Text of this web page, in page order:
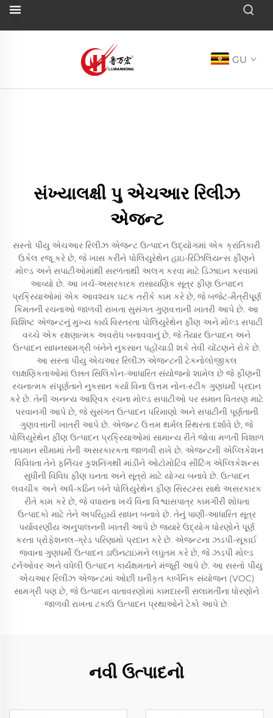
GU
સંખ્યાલક્ષી પુ એચઆર રિલીઝ
એજન્ટ
સસ્તો પીયુ એચઆર રિલીઝ એજન્ટ ઉત્પાદન ઉદ્યોગમાં એક ક્રાંતિકારી
ઉકેલ રજૂ કરે છે, જે ખાસ કરીને પોલિયુરેથેન હાઇ-રિઝિલિયન્સ ફીણને
મોલ્ડ અને સપાટીઓમાંથી સરળતાથી અલગ કરવા માટે ડિઝાઇન કરવામાં
આવ્યો છે. આ ખર્ચ-અસરકારક રાસાયણિક સૂત્ર ફીણ ઉત્પાદન
પ્રક્રિયાઓમાં એક આવશ્યક ઘટક તરીકે કામ કરે છે, જે બજેટ-મૈત્રીપૂર્ણ
કિંમતની રચનાઓ જાળવી રાખતા સુસંગત ગુણવત્તાની ખાતરી આપે છે. આ
વિશિષ્ટ એજન્ટનું મુખ્ય કાર્ય વિસ્તરતા પોલિયુરેથેન ફીણ અને મોલ્ડ સપાટી
વચ્ચે એક રક્ષણાત્મક અવરોધ બનાવવાનું છે, જે તૈયાર ઉત્પાદન અને
ઉત્પાદન સાધનસામગ્રી બંનેને નુકસાન પહોંચાડી શકે તેવી ચોંટણને રોકે છે.
આ સસ્તા પીયુ એચઆર રિલીઝ એજન્ટની ટેકનોલોજીકલ
લાક્ષણિકતાઓમાં ઉન્નત સિલિકોન-આધારિત સંયોજનો શામેલ છે જે ફીણની
રચનાત્મક સંપૂર્ણતાને નુકસાન કર્યા વિના ઉત્તમ નોન-સ્ટીક ગુણધર્મો પ્રદાન
કરે છે. તેની અનન્ય આણ્વિક રચના મોલ્ડ સપાટીઓ પર સમાન વિતરણ માટે
પરવાનગી આપે છે, જે સુસંગત ઉત્પાદન પરિમાણો અને સપાટીની પૂર્ણતાની
ગુણવત્તાની ખાતરી આપે છે. એજન્ટ ઉત્તમ થર્મલ સ્થિરતા દર્શાવે છે, જે
પોલિયુરેથેન ફીણ ઉત્પાદન પ્રક્રિયાઓમાં સામાન્ય રીતે જોવા મળતી વિશાળ
તાપમાન સીમામાં તેની અસરકારકતા જાળવી રાખે છે. એજન્ટની એપ્લિકેશન
વિવિધતા તેને ફર્નિચર કુશનિંગથી માંડીને ઓટોમોટિવ સીટિંગ એપ્લિકેશન્સ
સુધીની વિવિધ ફીણ ઘનતા અને સૂત્રો માટે યોગ્ય બનાવે છે. ઉત્પાદન
લવચીક અને અર્ધ-કઠિન બંને પોલિયુરેથેન ફીણ સિસ્ટમ્સ સાથે અસરકારક
રીતે કામ કરે છે, જે વધારાના ખર્ચ વિના વિશ્વાસપાત્ર કામગીરી શોધતા
ઉત્પાદકો માટે તેને અપરિહાર્ય સાધન બનાવે છે. તેનું પાણી-આધારિત સૂત્ર
પર્યાવરણીય અનુપાલનની ખાતરી આપે છે જ્યારે ઉદ્યોગ ધોરણોને પૂર્ણ
કરતા પ્રોફેશનલ-ગ્રેડ પરિણામો પ્રદાન કરે છે. એજન્ટના ઝડપી-સૂકાઈ
જવાના ગુણધર્મો ઉત્પાદન ડાઉનટાઇમને લઘુતમ કરે છે, જે ઝડપી મોલ્ડ
ટર્નઓવર અને વધેલી ઉત્પાદન કાર્યક્ષમતાને મંજૂરી આપે છે. આ સસ્તો પીયુ
એચઆર રિલીઝ એજન્ટમાં ઓછી ઘનીકૃત કાર્બનિક સંયોજન (VOC)
સામગ્રી પણ છે, જે ઉત્પાદન વાતાવરણોમાં કામદારની સલામતીના ધોરણોને
જાળવી રાખતા ટકાઉ ઉત્પાદન પ્રથાઓને ટેકો આપે છે.
નવી ઉત્પાદનો